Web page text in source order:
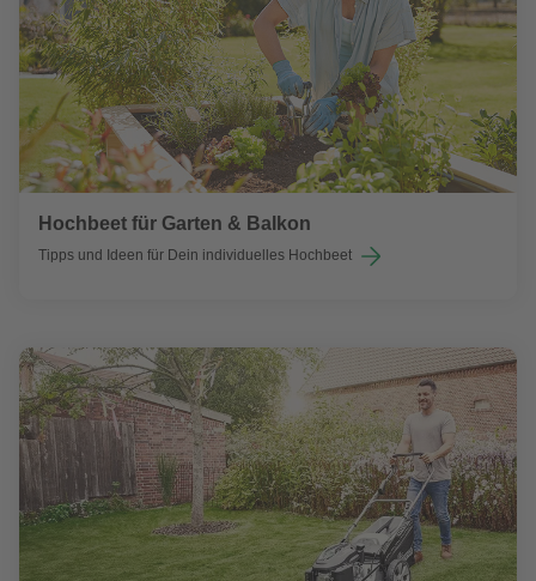
Hochbeet für Garten & Balkon
Tipps und Ideen für Dein individuelles Hochbeet